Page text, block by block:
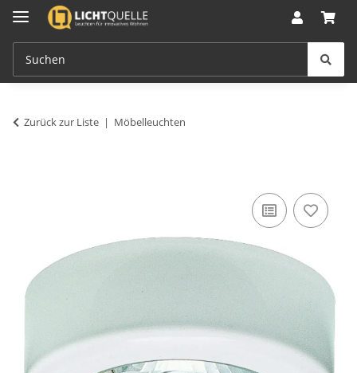
Zurück zur Liste Möbelleuchten